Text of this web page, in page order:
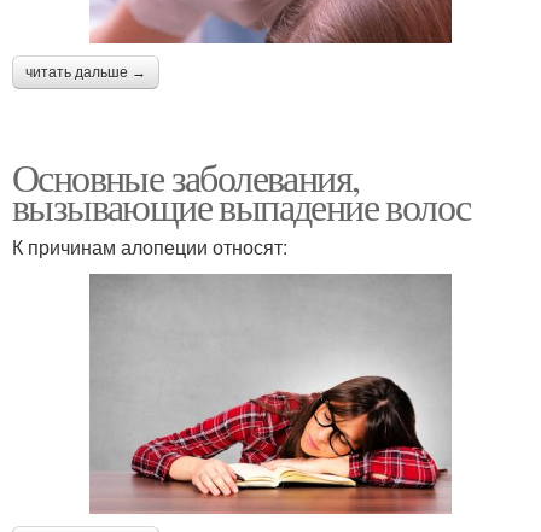
читать дальше →
Основные заболевания,
вызывающие выпадение волос
К причинам алопеции относят: